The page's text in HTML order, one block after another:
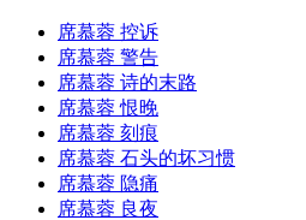
席慕蓉 控诉
席慕蓉 警告
席慕蓉 诗的末路
席慕蓉 恨晚
席慕蓉 刻痕
席慕蓉 石头的坏习惯
席慕蓉 隐痛
席慕蓉 良夜